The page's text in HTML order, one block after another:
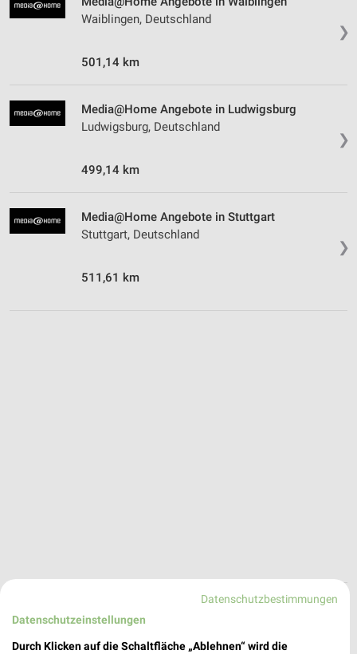
❯
Waiblingen, Deutschland
501,14 km
❯
Media@Home Angebote in Ludwigsburg
Ludwigsburg, Deutschland
499,14 km
❯
Media@Home Angebote in Stuttgart
Stuttgart, Deutschland
511,61 km
Media@Home Angebote in Bietigheim-
Bissingen
Bietigheim-Bissingen, Deutschland
Datenschutzbestimmungen
Datenschutzeinstellungen
Durch Klicken auf die Schaltfläche „Ablehnen“ wird die